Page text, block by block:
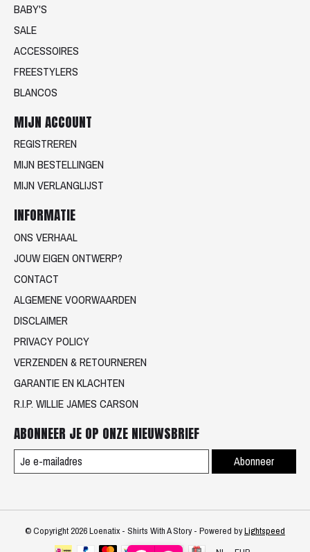
BABY'S
SALE
ACCESSOIRES
FREESTYLERS
BLANCOS
MIJN ACCOUNT
REGISTREREN
MIJN BESTELLINGEN
MIJN VERLANGLIJST
INFORMATIE
ONS VERHAAL
JOUW EIGEN ONTWERP?
CONTACT
ALGEMENE VOORWAARDEN
DISCLAIMER
PRIVACY POLICY
VERZENDEN & RETOURNEREN
GARANTIE EN KLACHTEN
R.I.P. WILLIE JAMES CARSON
ABONNEER JE OP ONZE NIEUWSBRIEF
Abonneer
© Copyright 2026 Loenatix - Shirts With A Story - Powered byLightspeed